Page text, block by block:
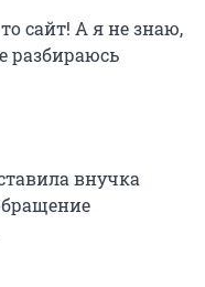
сайт! А я не знаю,
разбираюсь
внучка